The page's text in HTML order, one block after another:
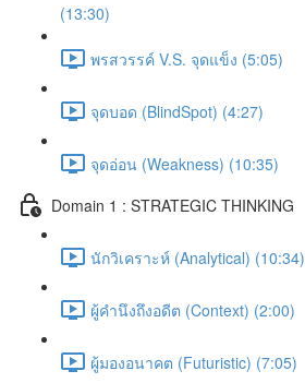
(13:30)
พรสวรรค์ V.S. จุดแข็ง (5:05)
จุดบอด (BlindSpot) (4:27)
จุดอ่อน (Weakness) (10:35)
Domain 1 : STRATEGIC THINKING
นักวิเคราะห์ (Analytical) (10:34)
ผู้คำนึงถึงอดีต (Context) (2:00)
ผู้มองอนาคต (Futuristic) (7:05)